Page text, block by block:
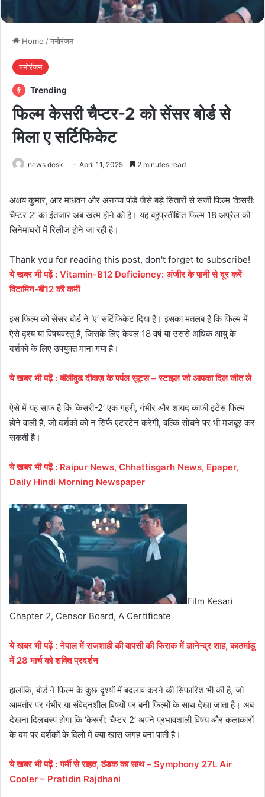
Home /मनोरंजन
मनोरंजन
Trending
फिल्म केसरी चैप्टर-2 को सेंसर बोर्ड से
मिला ए सर्टिफिकेट
news desk April 11, 2025 2 minutes read
अक्षय कुमार, आर माधवन और अनन्या पांडे जैसे बड़े सितारों से सजी फिल्म ‘केसरी:
चैप्टर 2’ का इंतजार अब खत्म होने को है। यह बहुप्रतीक्षित फिल्म 18 अप्रैल को
सिनेमाघरों में रिलीज होने जा रही है।
Thank you for reading this post, don't forget to subscribe!
ये खबर भी पढ़ें: Vitamin-B12 Deficiency: अंजीर के पानी से दूर करें
विटामिन-बी12 की कमी
इस फिल्म को सेंसर बोर्ड ने ‘ए’ सर्टिफिकेट दिया है। इसका मतलब है कि फिल्म में
ऐसे दृश्य या विषयवस्तु है, जिसके लिए केवल 18 वर्ष या उससे अधिक आयु के
दर्शकों के लिए उपयुक्त माना गया है।
ये खबर भी पढ़ें:बॉलीवुड दीवाज़ के पर्पल सूट्स– स्टाइल जो आपका दिल जीत ले
ऐसे में यह साफ है कि ‘केसरी-2’ एक गहरी, गंभीर और शायद काफी इंटेंस फिल्म
होने वाली है, जो दर्शकों को न सिर्फ एंटरटेन करेगी, बल्कि सोचने पर भी मजबूर कर
सकती है।
ये खबर भी पढ़ें: Raipur News, Chhattisgarh News, Epaper,
Daily Hindi Morning Newspaper
Film Kesari
Chapter 2, Censor Board, A Certificate
ये खबर भी पढ़ें:नेपाल में राजशाही की वापसी की फिराक में ज्ञानेन्द्र शाह, काठमांडू
में 28 मार्च को शक्ति प्रदर्शन
हालांकि, बोर्ड ने फिल्म के कुछ दृश्यों में बदलाव करने की सिफारिश भी की है, जो
आमतौर पर गंभीर या संवेदनशील विषयों पर बनी फिल्मों के साथ देखा जाता है। अब
देखना दिलचस्प होगा कि ‘केसरी: चैप्टर 2’ अपने प्रभावशाली विषय और कलाकारों
के दम पर दर्शकों के दिलों में क्या खास जगह बना पाती है।
ये खबर भी पढ़ें:गर्मी से राहत, ठंडक का साथ – Symphony 27L Air
Cooler – Pratidin Rajdhani